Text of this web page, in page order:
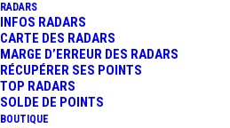
RADARS
INFOS RADARS
CARTE DES RADARS
MARGE D’ERREUR DES RADARS
RÉCUPÉRER SES POINTS
TOP RADARS
SOLDE DE POINTS
BOUTIQUE
2 Minutes